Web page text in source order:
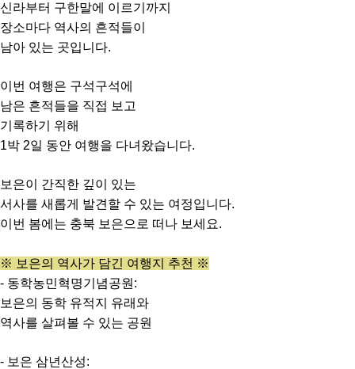
신라부터 구한말에 이르기까지
장소마다 역사의 흔적들이
남아 있는 곳입니다.
이번 여행은 구석구석에
남은 흔적들을 직접 보고
기록하기 위해
1박 2일 동안 여행을 다녀왔습니다.
보은이 간직한 깊이 있는
서사를 새롭게 발견할 수 있는 여정입니다.
이번 봄에는 충북 보은으로 떠나 보세요.
※ 보은의 역사가 담긴 여행지 추천 ※
- 동학농민혁명기념공원:
보은의 동학 유적지 유래와
역사를 살펴볼 수 있는 공원
- 보은 삼년산성: